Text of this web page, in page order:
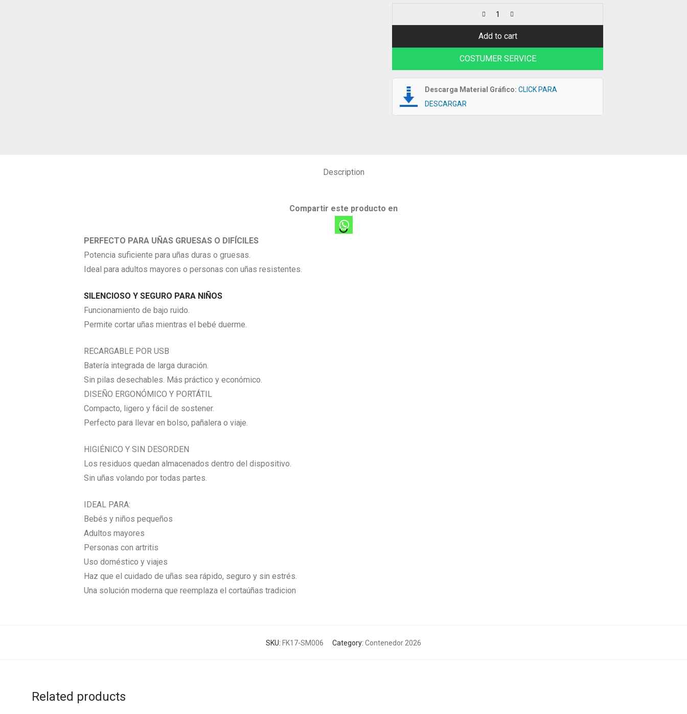
Add to cart
COSTUMER SERVICE
Descarga Material Gráfico: CLICK PARA
DESCARGAR
Description
Compartir este producto en
PERFECTO PARA UÑAS GRUESAS O DIFÍCILES
Potencia suficiente para uñas duras o gruesas.
Ideal para adultos mayores o personas con uñas resistentes.
SILENCIOSO Y SEGURO PARA NIÑOS
Funcionamiento de bajo ruido.
Permite cortar uñas mientras el bebé duerme.
RECARGABLE POR USB
Batería integrada de larga duración.
Sin pilas desechables. Más práctico y económico.
DISEÑO ERGONÓMICO Y PORTÁTIL
Compacto, ligero y fácil de sostener.
Perfecto para llevar en bolso, pañalera o viaje.
HIGIÉNICO Y SIN DESORDEN
Los residuos quedan almacenados dentro del dispositivo.
Sin uñas volando por todas partes.
IDEAL PARA:
Bebés y niños pequeños
Adultos mayores
Personas con artritis
Uso doméstico y viajes
Haz que el cuidado de uñas sea rápido, seguro y sin estrés.
Una solución moderna que reemplaza el cortaúñas tradicion
SKU: FK17-SM006 Category: Contenedor 2026
Related products